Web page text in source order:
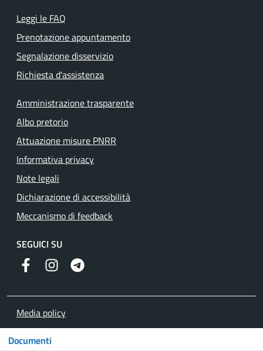
Documenti
Leggi le FAQ
Prenotazione appuntamento
Segnalazione disservizio
Richiesta d'assistenza
Amministrazione trasparente
Albo pretorio
Attuazione misure PNRR
Informativa privacy
Note legali
Dichiarazione di accessibilità
Meccanismo di feedback
SEGUICI SU
Facebook InstagramTelegram
Media policy
Mappa del sito